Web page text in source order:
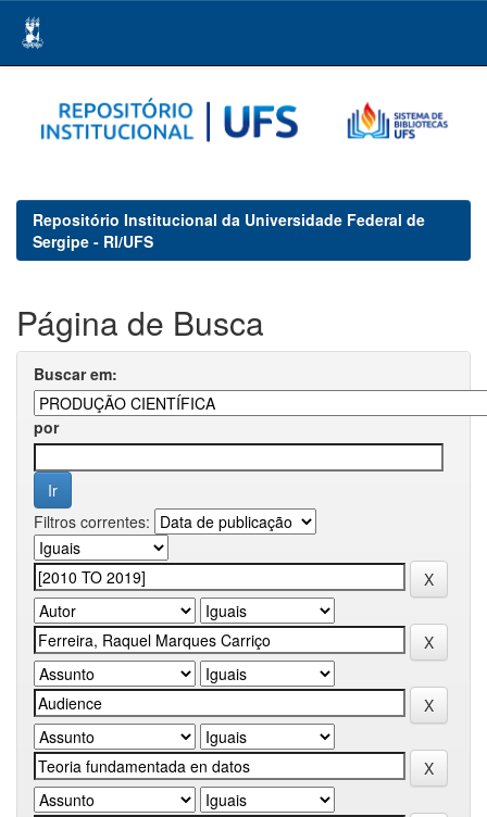
navigation
Repositório Institucional da Universidade Federal de
Sergipe - RI/UFS
Página de Busca
Buscar em:
por
Filtros correntes: